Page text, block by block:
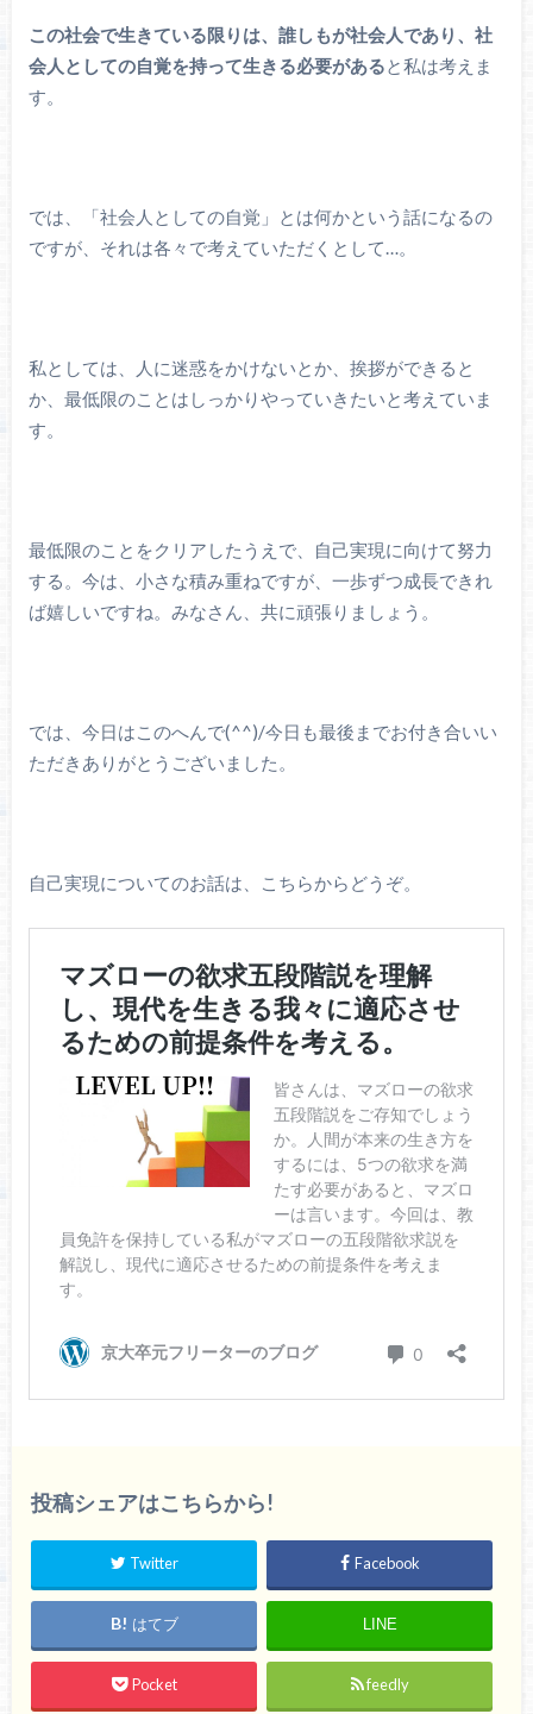
この社会で生きている限りは、誰しもが社会人であり、社
会人としての自覚を持って生きる必要があると私は考えま
す。
では、「社会人としての自覚」とは何かという話になるの
ですが、それは各々で考えていただくとして…。
私としては、人に迷惑をかけないとか、挨拶ができると
か、最低限のことはしっかりやっていきたいと考えていま
す。
最低限のことをクリアしたうえで、自己実現に向けて努力
する。今は、小さな積み重ねですが、一歩ずつ成長できれ
ば嬉しいですね。みなさん、共に頑張りましょう。
では、今日はこのへんで(^^)/今日も最後までお付き合いい
ただきありがとうございました。
自己実現についてのお話は、こちらからどうぞ。
投稿シェアはこちらから!
Twitter Facebook
はてブ LINE
Pocket feedly